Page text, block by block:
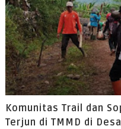
Komunitas Trail dan
Terjun di TMMD di